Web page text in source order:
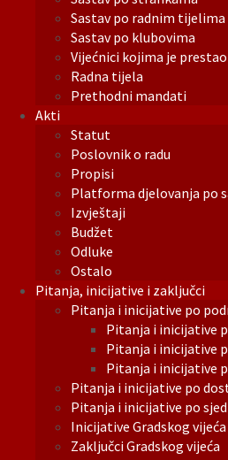
Sastav po radnim tijelima
Sastav po klubovima
Vijećnici kojima je
Radna tijela
Prethodni mandati
Akti
Statut
Poslovnik o radu
Propisi
Platforma djelovanja po
Izvještaji
Budžet
Odluke
Ostalo
Pitanja, inicijative i zaključci
Pitanja i inicijative po
Pitanja i inicijative
Pitanja i inicijative
Pitanja i inicijative
Pitanja i inicijative po
Pitanja i inicijative po
Inicijative Gradskog vijeća
Zaključci Gradskog vijeća